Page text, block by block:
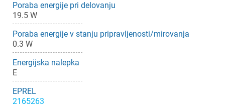
Poraba energije pri delovanju
19.5 W
Poraba energije v stanju pripravljenosti/mirovanja
0.3 W
Energijska nalepka
E
EPREL
2165263
Prijava
Za dodajanje na seznam želja morate biti prijavljeni.
Prekliči